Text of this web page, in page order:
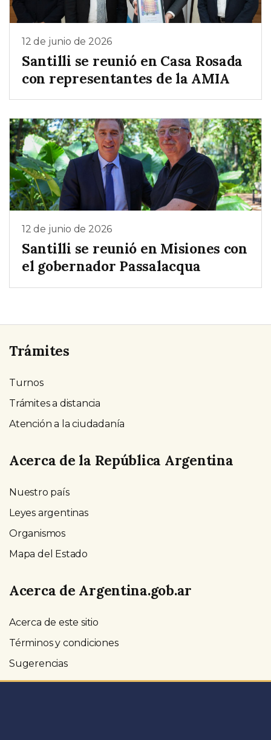
12 de junio de 2026
Santilli se reunió en Casa Rosada
con representantes de la AMIA
12 de junio de 2026
Santilli se reunió en Misiones con
el gobernador Passalacqua
Trámites
Turnos
Trámites a distancia
Atención a la ciudadanía
Acerca de la República Argentina
Nuestro país
Leyes argentinas
Organismos
Mapa del Estado
Acerca de Argentina.gob.ar
Acerca de este sitio
Términos y condiciones
Sugerencias